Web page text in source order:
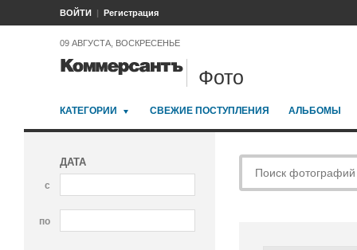
ВОЙТИ Регистрация
09 АВГУСТА, ВОСКРЕСЕНЬЕ
Фото
КАТЕГОРИИ СВЕЖИЕ ПОСТУПЛЕНИЯ АЛЬБОМЫ
ДАТА
с
по